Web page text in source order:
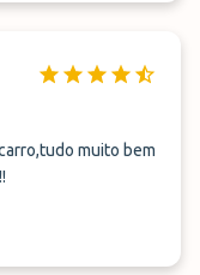
muito bem